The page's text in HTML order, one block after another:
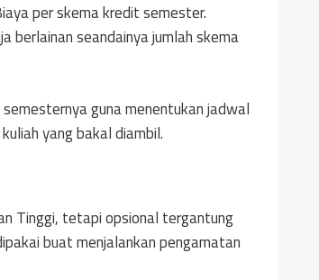
per skema kredit semester.
berlainan seandainya jumlah skema
guna menentukan jadwal
yang bakal diambil.
Tinggi, tetapi opsional tergantung
buat menjalankan pengamatan